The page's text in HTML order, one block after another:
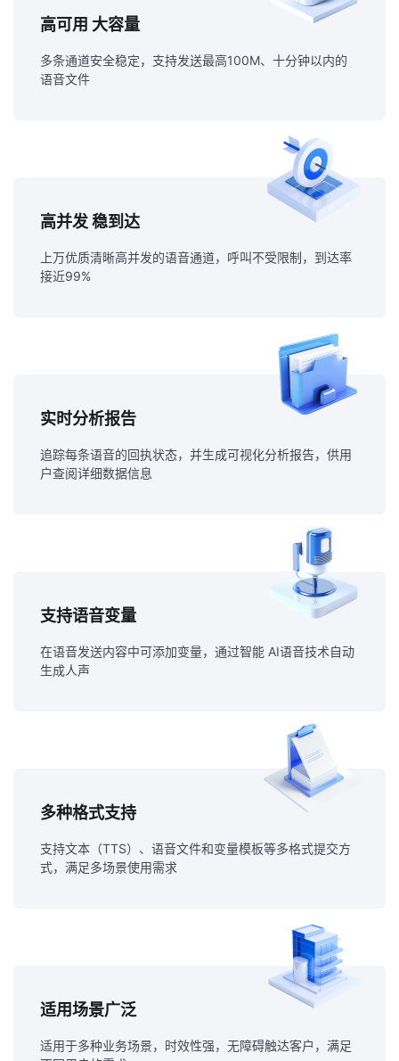
高可用 大容量
多条通道安全稳定，支持发送最高100M、十分钟以内的
语音文件
高并发 稳到达
上万优质清晰高并发的语音通道，呼叫不受限制，到达率
接近99%
实时分析报告
追踪每条语音的回执状态，并生成可视化分析报告，供用
户查阅详细数据信息
支持语音变量
在语音发送内容中可添加变量，通过智能 AI语音技术自动
生成人声
多种格式支持
支持文本（TTS）、语音文件和变量模板等多格式提交方
式，满足多场景使用需求
适用场景广泛
适用于多种业务场景，时效性强，无障碍触达客户，满足